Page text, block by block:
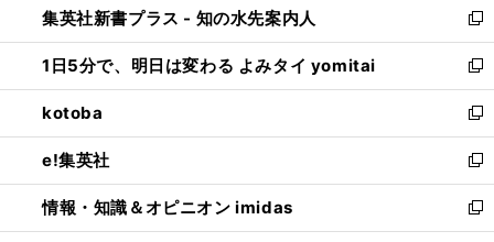
く
ド
ウ
で
開
く
ィ
ン
ド
ウ
で
開
く
い
ウ
ィ
ン
ド
ウ
で
開
く
集英社新書プラス - 知の水先案内人
新
し
い
ウ
ィ
ン
ド
ウ
で
開
1日5分で、明日は変わる よみタイ yomitai
新
し
い
ウ
ィ
ン
ド
ウ
kotoba
新
し
い
ウ
ィ
ン
e!集英社
新
し
い
ウ
情報・知識＆オピニオン imidas
新
し